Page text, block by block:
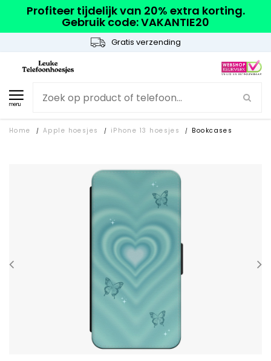
Profiteer tijdelijk van 20% extra korting.
Gebruik code: VAKANTIE20
Gratis verzending
menu
Home / Apple hoesjes / iPhone 13 hoesjes / Bookcases